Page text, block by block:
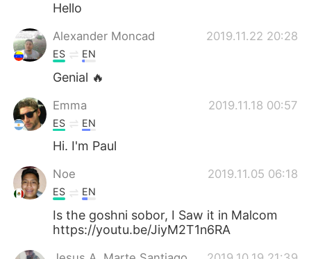
Hello
Alexander Moncad 2019.11.22 20:28
ES EN
Genial 🔥
Emma 2019.11.18 00:57
ES EN
Hi. I'm Paul
Noe 2019.11.05 06:18
ES EN
Is the goshni sobor, I Saw it in Malcom
https://youtu.be/JiyM2T1n6RA